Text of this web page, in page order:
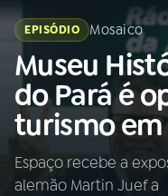
Buscar
na
Rádio
Nacional
EPISÓDIO Mosaico
Museu
do Pará é
turismo
Espaço recebe a
alemão Martin Juef a